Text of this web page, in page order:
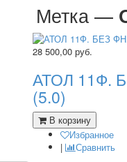
Метка —
28 500,00 руб.
АТОЛ 11Ф.
(5.0)
В корзину
Избранное
|
Сравнить